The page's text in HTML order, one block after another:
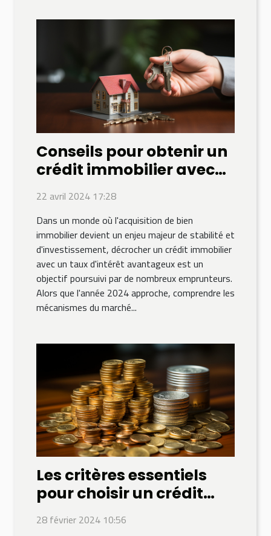
Conseils pour obtenir un
crédit immobilier avec
un taux d'intérêt
avantageux en 2024
22 avril 2024 17:28
Dans un monde où l'acquisition de bien
immobilier devient un enjeu majeur de stabilité et
d'investissement, décrocher un crédit immobilier
avec un taux d'intérêt avantageux est un
objectif poursuivi par de nombreux emprunteurs.
Alors que l'année 2024 approche, comprendre les
mécanismes du marché...
Les critères essentiels
pour choisir un crédit
immobilier à Dubaï
28 février 2024 10:56